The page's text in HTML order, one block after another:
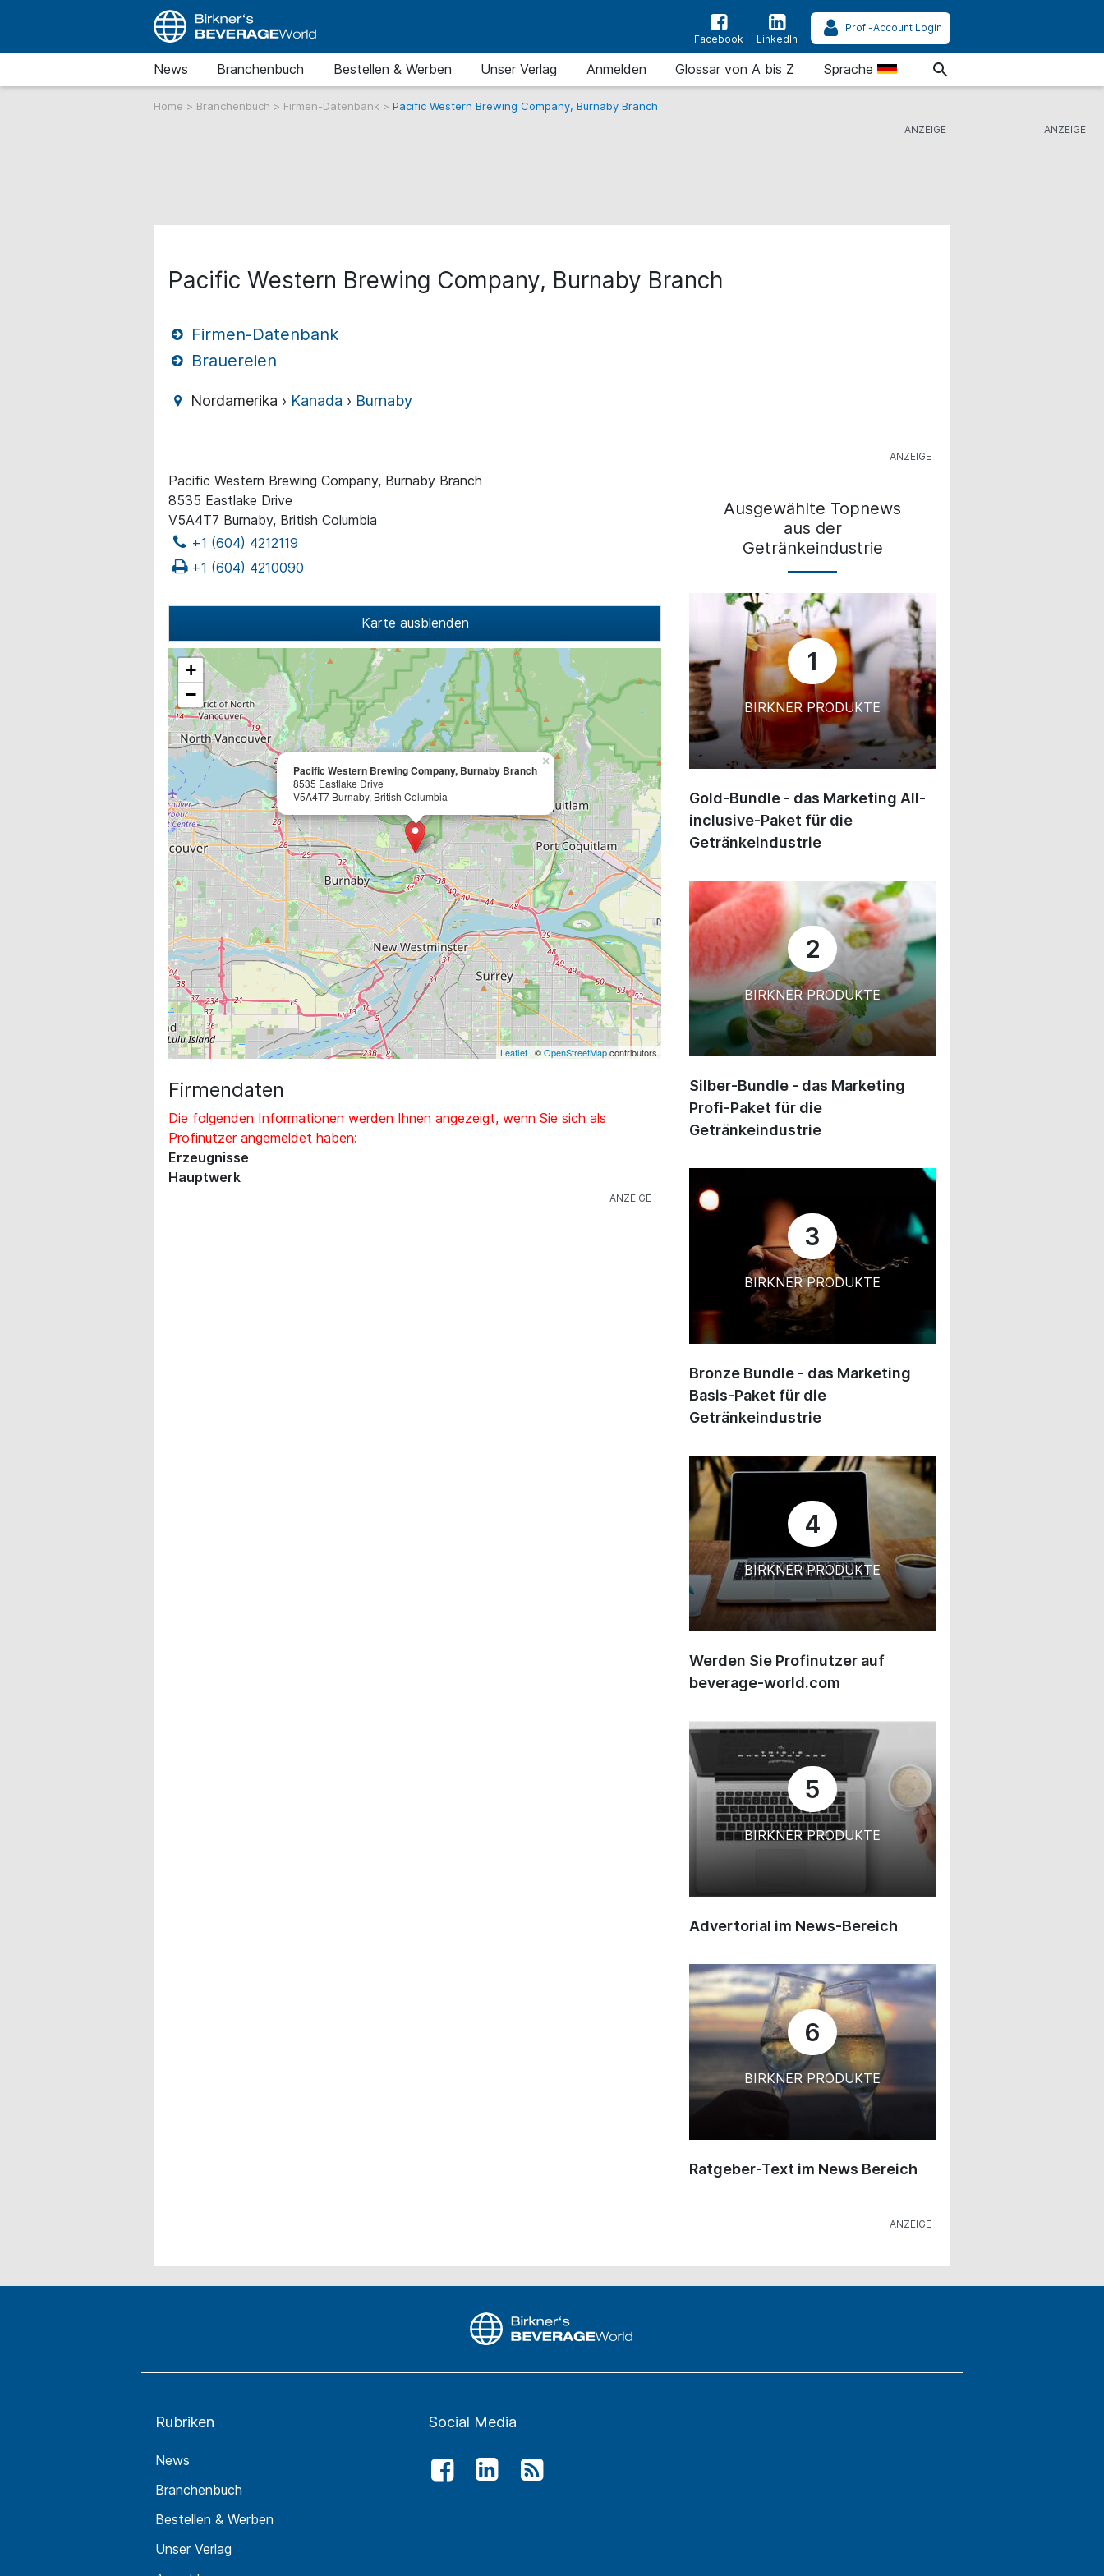
Facebook LinkedIn
Profi-Account Login
News Branchenbuch Bestellen & Werben Unser Verlag Anmelden Glossar von A bis Z Sprache
Home > Branchenbuch > Firmen-Datenbank > Pacific Western Brewing Company, Burnaby Branch
Pacific Western Brewing Company, Burnaby Branch
Firmen-Datenbank
Brauereien
Nordamerika › Kanada › Burnaby
Pacific Western Brewing Company, Burnaby Branch
8535 Eastlake Drive
V5A4T7 Burnaby, British Columbia
+1 (604) 4212119
+1 (604) 4210090
Karte ausblenden
Pacific Western Brewing Company, Burnaby Branch
8535 Eastlake Drive
V5A4T7 Burnaby, British Columbia
×
+
−
Leaflet | ©OpenStreetMapcontributors
Firmendaten
Die folgenden Informationen werden Ihnen angezeigt, wenn Sie sich als
Profinutzer angemeldet haben:
Erzeugnisse
Hauptwerk
Ausgewählte Topnews
aus der
Getränkeindustrie
1
BIRKNER PRODUKTE
Gold-Bundle - das Marketing All-
inclusive-Paket für die
Getränkeindustrie
2
BIRKNER PRODUKTE
Silber-Bundle - das Marketing
Profi-Paket für die
Getränkeindustrie
3
BIRKNER PRODUKTE
Bronze Bundle - das Marketing
Basis-Paket für die
Getränkeindustrie
4
BIRKNER PRODUKTE
Werden Sie Profinutzer auf
beverage-world.com
5
BIRKNER PRODUKTE
Advertorial im News-Bereich
6
BIRKNER PRODUKTE
Ratgeber-Text im News Bereich
Rubriken
News
Branchenbuch
Bestellen & Werben
Unser Verlag
Social Media